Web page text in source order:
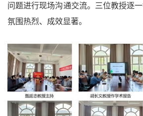
问题进行现场沟通交流。三位教授逐
氛围热烈、成效显著。